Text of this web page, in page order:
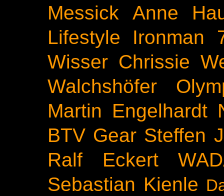
Messick
Anne
Lifestyle
Ironman
Wisser Chrissie
Walchshöfer
Martin Engelhardt
BTV Gear Steffen
Ralf Eckert
Sebastian Kienle